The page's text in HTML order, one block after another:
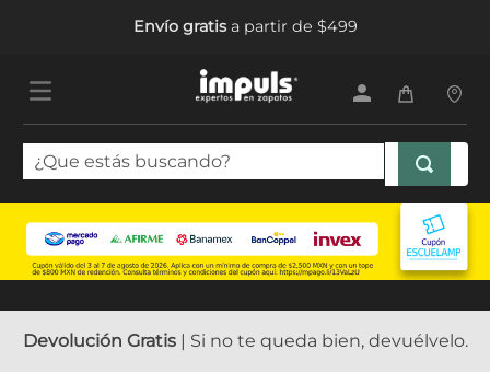
Envío gratisa partir de $499
¿Que estás buscando?
Devolución Gratis| Si no te queda bien, devuélvelo.
TÉRMINOS MÁS BUSCADOS
1.
tenis mujer
tenis hombre